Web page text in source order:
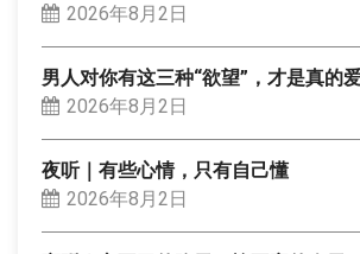
2026年8月2日
男人对你有这三种“欲望”，才是真的
2026年8月2日
夜听｜有些心情，只有自己懂
2026年8月2日